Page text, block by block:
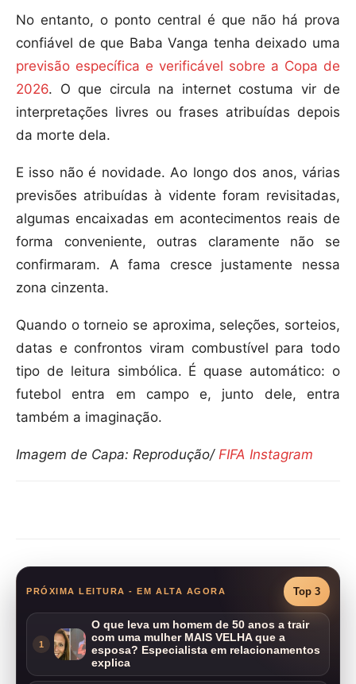
No entanto, o ponto central é que não há prova
confiável de que Baba Vanga tenha deixado uma
previsão específica e verificável sobre a Copa de
2026. O que circula na internet costuma vir de
interpretações livres ou frases atribuídas depois
da morte dela.
E isso não é novidade. Ao longo dos anos, várias
previsões atribuídas à vidente foram revisitadas,
algumas encaixadas em acontecimentos reais de
forma conveniente, outras claramente não se
confirmaram. A fama cresce justamente nessa
zona cinzenta.
Quando o torneio se aproxima, seleções, sorteios,
datas e confrontos viram combustível para todo
tipo de leitura simbólica. É quase automático: o
futebol entra em campo e, junto dele, entra
também a imaginação.
Imagem de Capa: Reprodução/ FIFA Instagram
PRÓXIMA LEITURA - EM ALTA AGORA Top 3
1
O que leva um homem de 50 anos a trair
com uma mulher MAIS VELHA que a
esposa? Especialista em relacionamentos
explica